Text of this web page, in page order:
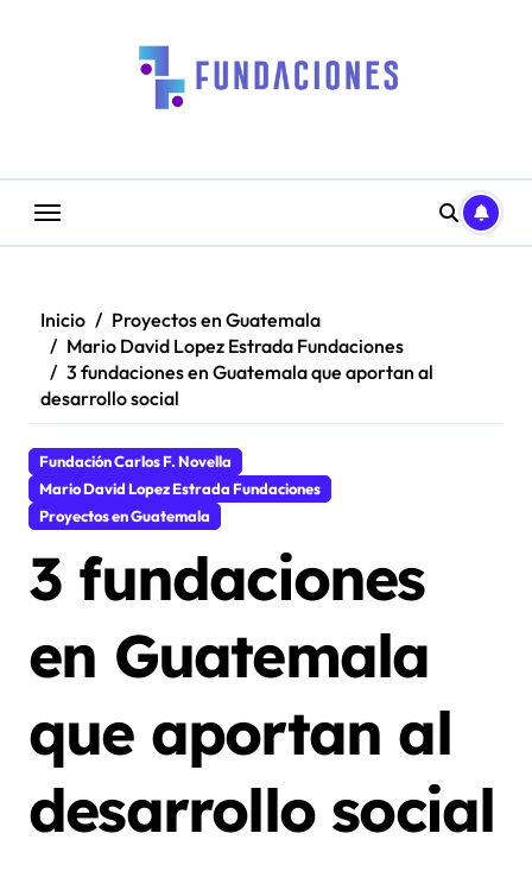
Inicio
Proyectos en Guatemala
Mario David Lopez Estrada Fundaciones
3 fundaciones en Guatemala que aportan al
desarrollo social
Fundación Carlos F. Novella
Mario David Lopez Estrada Fundaciones
Proyectos en Guatemala
3 fundaciones
en Guatemala
que aportan al
desarrollo social